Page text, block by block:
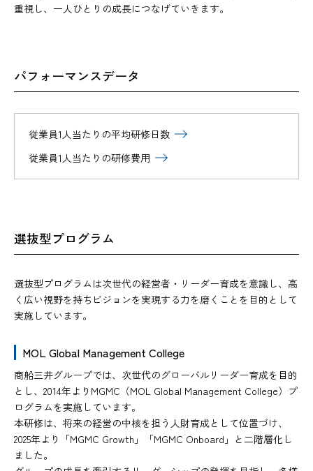
重視し、一人ひとりの成長につなげていきます。
パフォーマンスデータ
従業員1人当たりの平均研修日数
従業員1人当たりの研修費用
選抜型プログラム
選抜型プログラムは次世代の経営者・リーダー育成を意識し、高
く広い視野を持ちビジョンを実現する力を磨くことを目的として
実施しています。
MOL Global Management College
商船三井グループでは、次世代のグローバルリーダー育成を目的
とし、2014年よりMGMC（MOL Global Management College）プ
ログラムを実施しています。
本研修は、将来の経営の中核を担う人財育成として位置づけ、
2025年より「MGMC Growth」「MGMC Onboard」と二階層化し
ました。